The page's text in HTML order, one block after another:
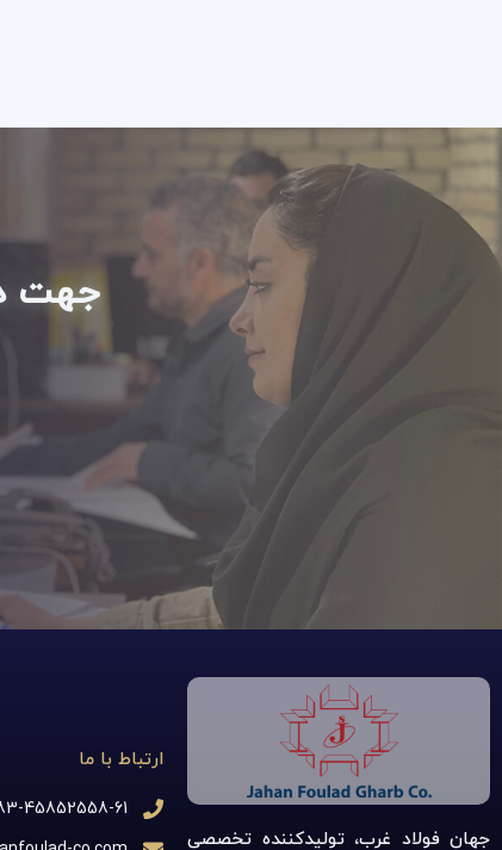
جهت
جهان فولاد غرب، تولیدکننده تخصصی
ارتباط با ما
45852558-61